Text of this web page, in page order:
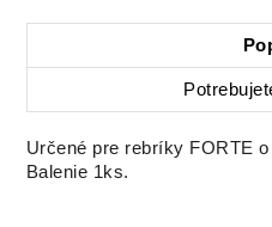
Určené pre rebríky FORTE
Balenie 1ks.